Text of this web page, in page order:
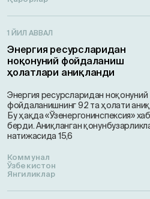
1 ЙИЛ АВВАЛ
Энергия ресурсларидан
ноқонуний фойдаланиш
ҳолатлари аниқланди
Энергия ресурсларидан ноқонуний
фойдаланишнинг 92 та ҳолати
Бу ҳақда «Ўзенергонинспексия»
берди. Аниқланган
натижасида 15,6
Коммунал
Ўзбекистон
Янгиликлар